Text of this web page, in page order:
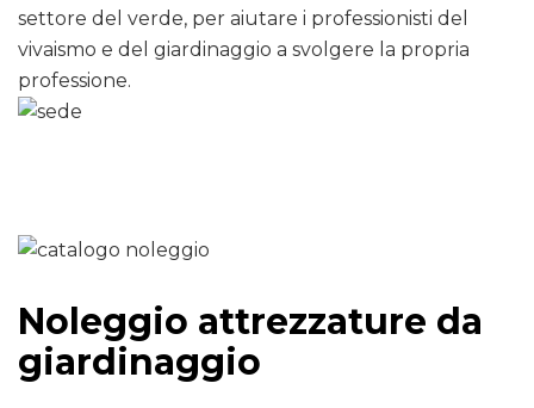
settore del verde, per aiutare i professionisti del
vivaismo e del giardinaggio a svolgere la propria
professione.
Noleggio attrezzature da
giardinaggio